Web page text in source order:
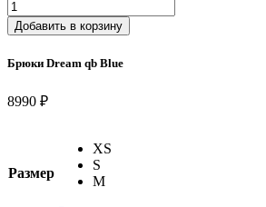
Добавить в корзину
Брюки Dream qb Blue
8990 ₽
Размер
XS
S
M